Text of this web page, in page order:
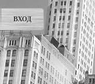
ВХОД